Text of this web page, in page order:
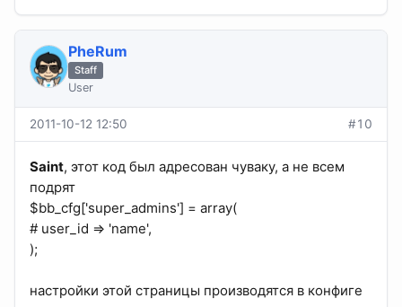
PheRum
Staff
User
2011-10-12 12:50 #10
Saint, этот код был адресован чуваку, а не всем
подрят
$bb_cfg['super_admins'] = array(
# user_id => 'name',
);
настройки этой страницы производятся в конфиге